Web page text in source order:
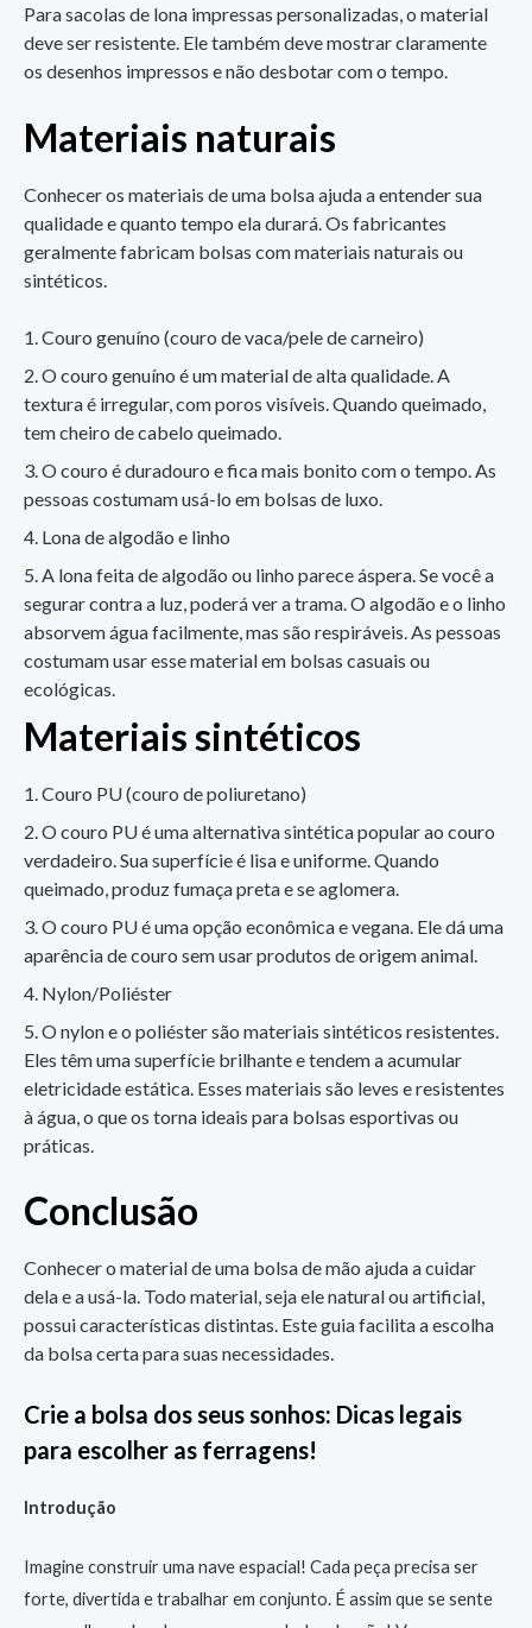
Para sacolas de lona impressas personalizadas, o material
deve ser resistente. Ele também deve mostrar claramente
os desenhos impressos e não desbotar com o tempo.
Materiais naturais
Conhecer os materiais de uma bolsa ajuda a entender sua
qualidade e quanto tempo ela durará. Os fabricantes
geralmente fabricam bolsas com materiais naturais ou
sintéticos.
Couro genuíno (couro de vaca/pele de carneiro)
O couro genuíno é um material de alta qualidade. A
textura é irregular, com poros visíveis. Quando queimado,
tem cheiro de cabelo queimado.
O couro é duradouro e fica mais bonito com o tempo. As
pessoas costumam usá-lo em bolsas de luxo.
Lona de algodão e linho
A lona feita de algodão ou linho parece áspera. Se você a
segurar contra a luz, poderá ver a trama. O algodão e o linho
absorvem água facilmente, mas são respiráveis. As pessoas
costumam usar esse material em bolsas casuais ou
ecológicas.
Materiais sintéticos
Couro PU (couro de poliuretano)
O couro PU é uma alternativa sintética popular ao couro
verdadeiro. Sua superfície é lisa e uniforme. Quando
queimado, produz fumaça preta e se aglomera.
O couro PU é uma opção econômica e vegana. Ele dá uma
aparência de couro sem usar produtos de origem animal.
Nylon/Poliéster
O nylon e o poliéster são materiais sintéticos resistentes.
Eles têm uma superfície brilhante e tendem a acumular
eletricidade estática. Esses materiais são leves e resistentes
à água, o que os torna ideais para bolsas esportivas ou
práticas.
Conclusão
Conhecer o material de uma bolsa de mão ajuda a cuidar
dela e a usá-la. Todo material, seja ele natural ou artificial,
possui características distintas. Este guia facilita a escolha
da bolsa certa para suas necessidades.
Crie a bolsa dos seus sonhos: Dicas legais
para escolher as ferragens!
Introdução
Imagine construir uma nave espacial! Cada peça precisa ser
forte, divertida e trabalhar em conjunto. É assim que se sente